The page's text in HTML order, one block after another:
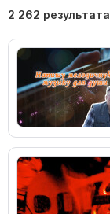
2 262 результата